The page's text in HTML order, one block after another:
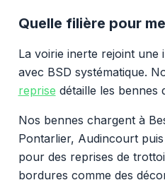
Quelle filière pour
La voirie inerte rejoint une
avec BSD systématique.
reprise détaille les bennes
Nos bennes chargent à
Pontarlier, Audincourt
pour des reprises de
bordures comme des